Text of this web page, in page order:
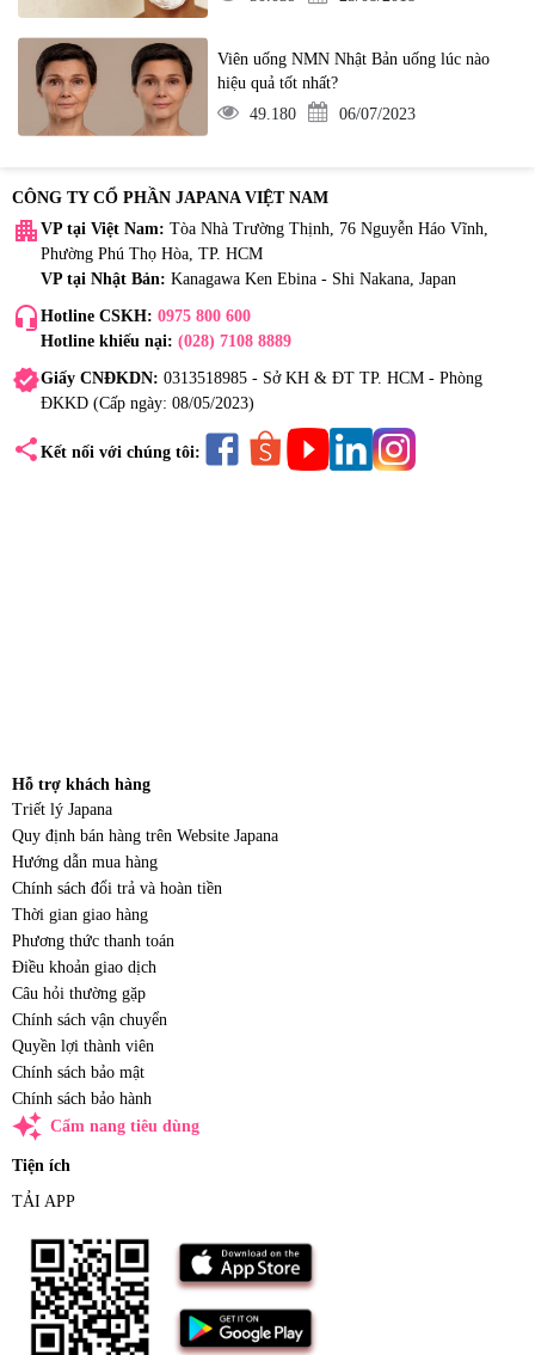
Viên uống NMN Nhật Bản uống lúc nào
hiệu quả tốt nhất?
49.180
06/07/2023
CÔNG TY CỔ PHẦN JAPANA VIỆT NAM
apartment VP tại Việt Nam: Tòa Nhà Trường Thịnh, 76 Nguyễn Háo Vĩnh,
Phường Phú Thọ Hòa, TP. HCM
VP tại Nhật Bản: Kanagawa Ken Ebina - Shi Nakana, Japan
headset_mic Hotline CSKH: 0975 800 600
Hotline khiếu nại: (028) 7108 8889
verifiedGiấy CNĐKDN: 0313518985 - Sở KH & ĐT TP. HCM - Phòng
ĐKKD (Cấp ngày: 08/05/2023)
share Kết nối với chúng tôi:
Hỗ trợ khách hàng
Triết lý Japana
Quy định bán hàng trên Website Japana
Hướng dẫn mua hàng
Chính sách đổi trả và hoàn tiền
Thời gian giao hàng
Phương thức thanh toán
Điều khoản giao dịch
Câu hỏi thường gặp
Chính sách vận chuyển
Quyền lợi thành viên
Chính sách bảo mật
Chính sách bảo hành
auto_awesome Cẩm nang tiêu dùng
Tiện ích
TẢI APP